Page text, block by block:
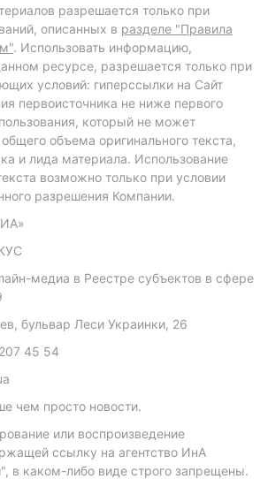
разрешается только при
описанных в разделе "Правила
. Использовать информацию,
ресурсе, разрешается только при
условий: гиперссылки на Сайт
первоисточника не ниже первого
который не может
объема оригинального текста,
и лида материала. Использование
возможно только при условии
разрешения Компании.
медиа в Реестре субъектов в сфере
бульвар Леси Украинки, 26
45 54
чем просто новости.
или воспроизведение
ссылку на агентство ИнА
в каком-либо виде строго запрещены.